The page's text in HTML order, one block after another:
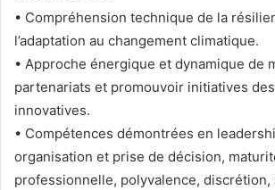
• Compréhension technique de la
l’adaptation au changement climatique.
• Approche énergique et dynamique de
partenariats et promouvoir initiatives
innovatives.
• Compétences démontrées en
organisation et prise de décision,
professionnelle, polyvalence, discrétion,